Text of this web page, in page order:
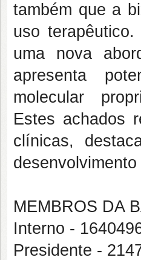
também que a
uso
uma nova
apresenta
molecular
Estes achados
clínicas,
MEMBROS DA
Interno -
Presidente -